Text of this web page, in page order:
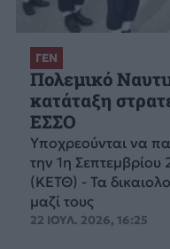
ΓΕΝ
Πολεμικό
κατάταξη
ΕΣΣΟ
Υποχρεούνται να
την 1η
(ΚΕΤΘ) - Τα
μαζί τους
22 ΙΟΥΛ. 2026, 16:25